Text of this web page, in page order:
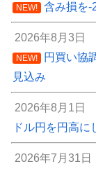
NEW! 含み損を-
2026年8月3日
NEW!
円買い協
見込み
2026年8月1日
ドル円を円高に
2026年7月31日